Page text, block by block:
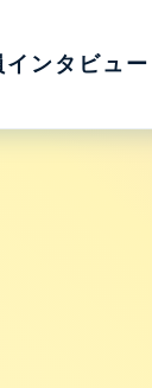
インタビュー